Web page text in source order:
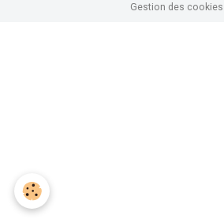
Gestion des cookies